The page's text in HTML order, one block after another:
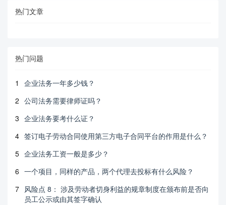
热门文章
热门问题
1
企业法务一年多少钱？
2 公司法务需要律师证吗？
3 企业法务要考什么证？
4 签订电子劳动合同使用第三方电子合同平台的作用是什么？
5 企业法务工资一般是多少？
6 一个项目，同样的产品，两个代理去投标有什么风险？
7 风险点 8： 涉及劳动者切身利益的规章制度在颁布前是否向
员工公示或由其签字确认